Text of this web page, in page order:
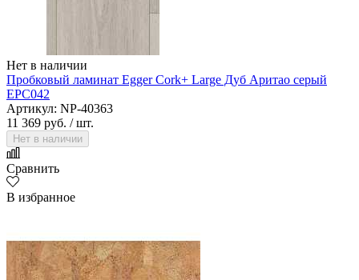
Нет в наличии
Пробковый ламинат Egger Cork+ Large Дуб Аритао серый
EPC042
Артикул: NP-40363
11 369 руб. / шт.
Нет в наличии
Сравнить
В избранное